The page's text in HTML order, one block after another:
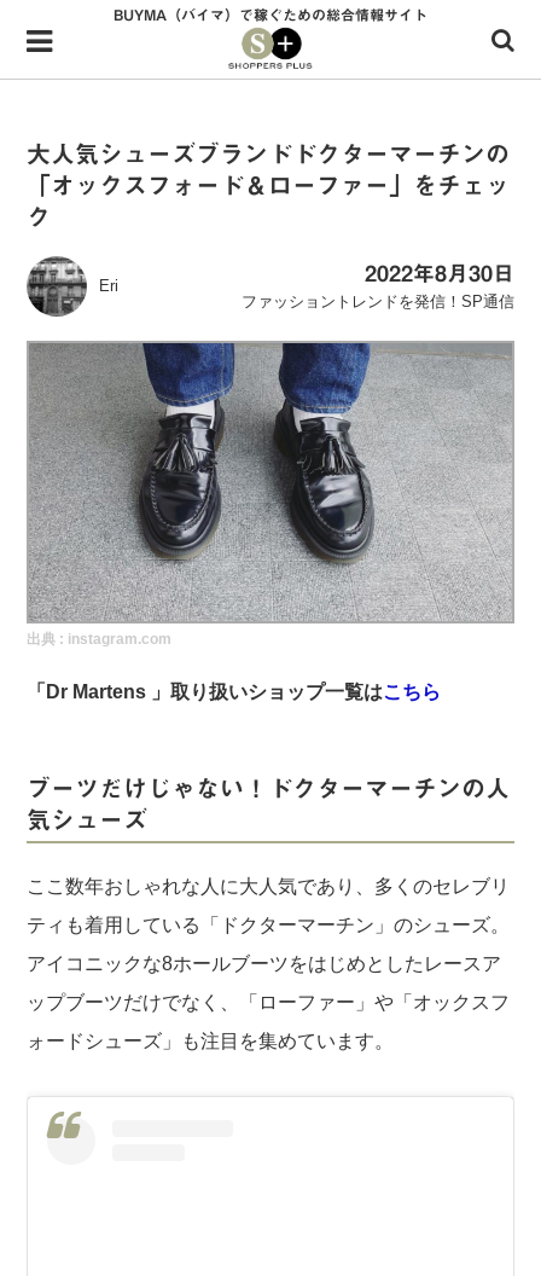
Menu
HOME
34歳独身OLバイマ実践記
ファッショントレンドを発信！SP通信
BUYMAで人気のブランド
BUYMAの売れ筋商品
バイマの疑問に現役パーソナルショッパーが答えてみた
バイマ活動の疑問に売れっ子現役バイヤーが答えてみた
実録！海外ショップで買ってみた！
海外SHOP LIST
BUYMA（バイマ）で稼ぐための総合情報サイト
大人気シューズブランドドクターマーチンの
「オックスフォード＆ローファー」をチェッ
ク
Eri
2022年8月30日
ファッショントレンドを発信！SP通信
出典 : instagram.com
「Dr Martens 」取り扱いショップ一覧はこちら
ブーツだけじゃない！ドクターマーチンの人
気シューズ
ここ数年おしゃれな人に大人気であり、多くのセレブリ
ティも着用している「ドクターマーチン」のシューズ。
アイコニックな8ホールブーツをはじめとしたレースア
ップブーツだけでなく、「ローファー」や「オックスフ
ォードシューズ」も注目を集めています。